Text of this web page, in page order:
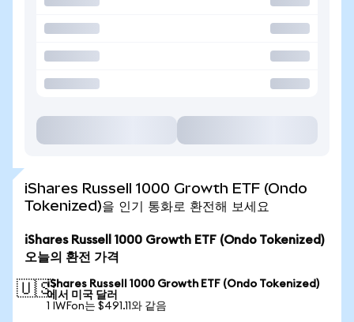
iShares Russell 1000 Growth ETF (Ondo
Tokenized)을 인기 통화로 환전해 보세요
iShares Russell 1000 Growth ETF (Ondo Tokenized)
오늘의 환전 가격
🇺🇸iShares Russell 1000 Growth ETF (Ondo Tokenized)
에서 미국 달러
1 IWFon는 $491.11와 같음